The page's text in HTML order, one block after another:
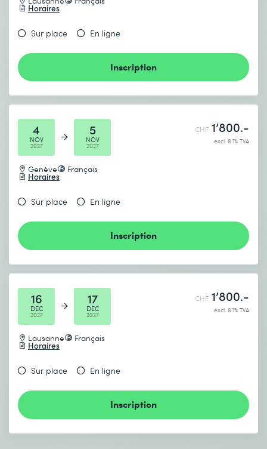
Horaires
Sur place En ligne
Inscription
4
NOV
2027
5
NOV
2027
Genève Français
Horaires
CHF 1’800.-
excl. 8.1% TVA
Sur place En ligne
Inscription
16
DEC
2027
17
DEC
2027
Lausanne Français
Horaires
CHF 1’800.-
excl. 8.1% TVA
Sur place En ligne
Inscription